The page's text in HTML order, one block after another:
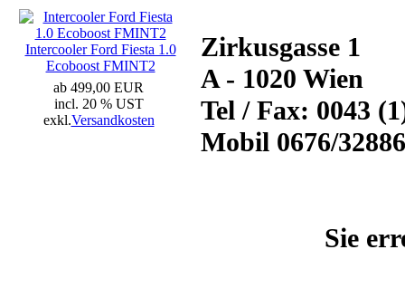
Intercooler Ford Fiesta 1.0
Ecoboost FMINT2
ab 499,00 EUR
incl. 20 % UST
exkl.Versandkosten
Zirkusgasse 1
A - 1020 Wien
Tel / Fax: 0043
Mobil 0676/
Sie